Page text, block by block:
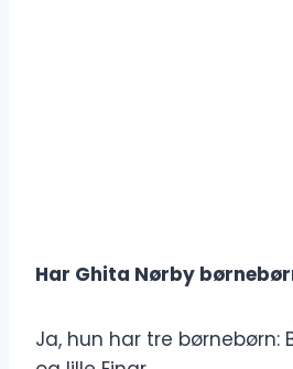
Har Ghita Nørby
Ja, hun har tre børnebørn: